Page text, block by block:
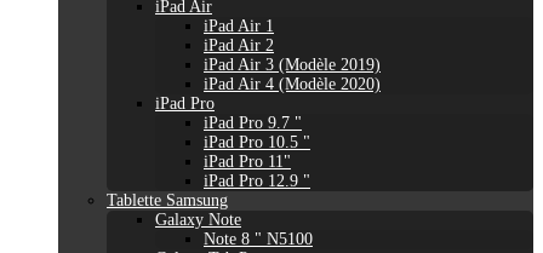
iPad Air
iPad Air 1
iPad Air 2
iPad Air 3 (Modèle 2019)
iPad Air 4 (Modèle 2020)
iPad Pro
iPad Pro 9.7 "
iPad Pro 10.5 "
iPad Pro 11"
iPad Pro 12.9 "
Tablette Samsung
Galaxy Note
Note 8 " N5100